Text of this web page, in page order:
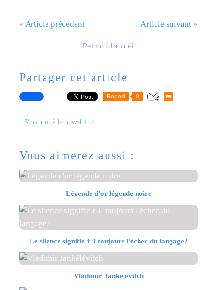
« Article précédent Article suivant »
Retour à l'accueil
Partager cet article
Repost 0
S'inscrire à la newsletter
Vous aimerez aussi :
Légende d'or légende noire
Le silence signifie-t-il toujours l'échec du langage?
Vladimir Jankélévitch